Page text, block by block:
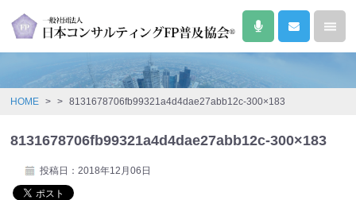
HOME > > 8131678706fb99321a4d4dae27abb12c-300×183
8131678706fb99321a4d4dae27abb12c-300×183
投稿日：2018年12月06日